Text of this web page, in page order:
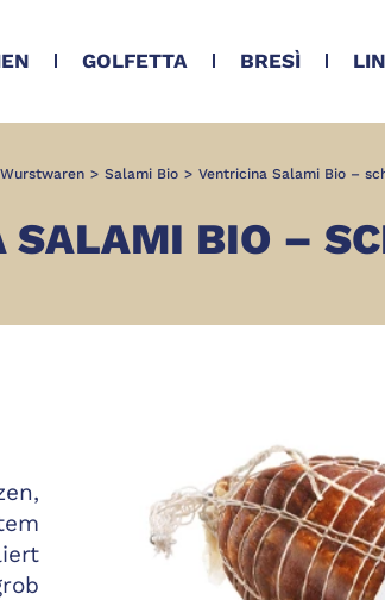
GOLFETTA BRESÌ
> Salami Bio > Ventricina Salami Bio –
SALAMI BIO –